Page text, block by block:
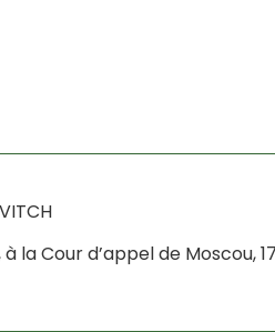
à la Cour d’appel de Moscou,